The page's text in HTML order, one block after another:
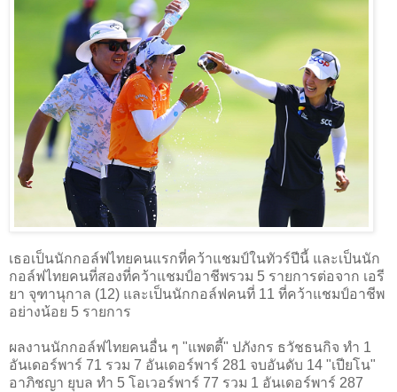
เธอเป็นนักกอล์ฟไทยคนแรกที่คว้าแชมป์ในทัวร์ปีนี้ และเป็นนัก
กอล์ฟไทยคนที่สองที่คว้าแชมป์อาชีพรวม 5 รายการต่อจาก เอรี
ยา จุฑานุกาล (12) และเป็นนักกอล์ฟคนที่ 11 ที่คว้าแชมป์อาชีพ
อย่างน้อย 5 รายการ
ผลงานนักกอล์ฟไทยคนอื่น ๆ "แพตตี้" ปภังกร ธวัชธนกิจ ทำ 1
อันเดอร์พาร์ 71 รวม 7 อันเดอร์พาร์ 281 จบอันดับ 14 "เปียโน"
อาภิชญา ยุบล ทำ 5 โอเวอร์พาร์ 77 รวม 1 อันเดอร์พาร์ 287